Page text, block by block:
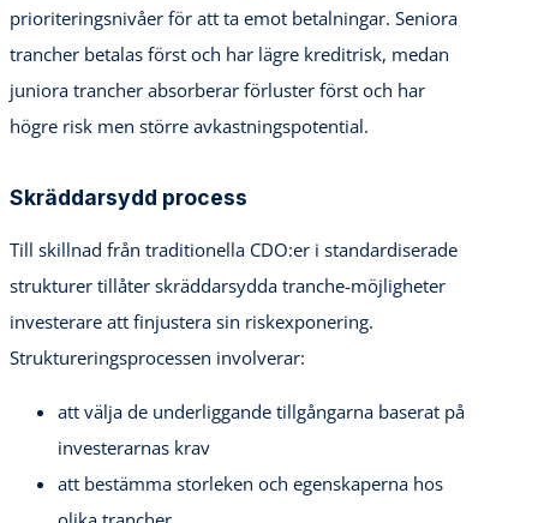
prioriteringsnivåer för att ta emot betalningar. Seniora
trancher betalas först och har lägre kreditrisk, medan
juniora trancher absorberar förluster först och har
högre risk men större avkastningspotential.
Skräddarsydd process
Till skillnad från traditionella CDO:er i standardiserade
strukturer tillåter skräddarsydda tranche-möjligheter
investerare att finjustera sin riskexponering.
Struktureringsprocessen involverar:
att välja de underliggande tillgångarna baserat på
investerarnas krav
att bestämma storleken och egenskaperna hos